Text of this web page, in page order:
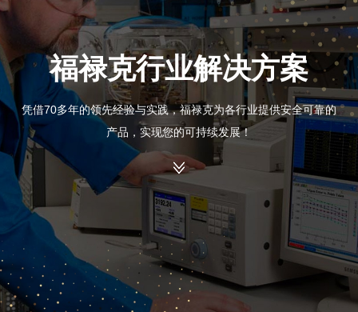
福禄克行业解决方案
凭借70多年的领先经验与实践，福禄克为各行业提供安全可靠的
产品，实现您的可持续发展！